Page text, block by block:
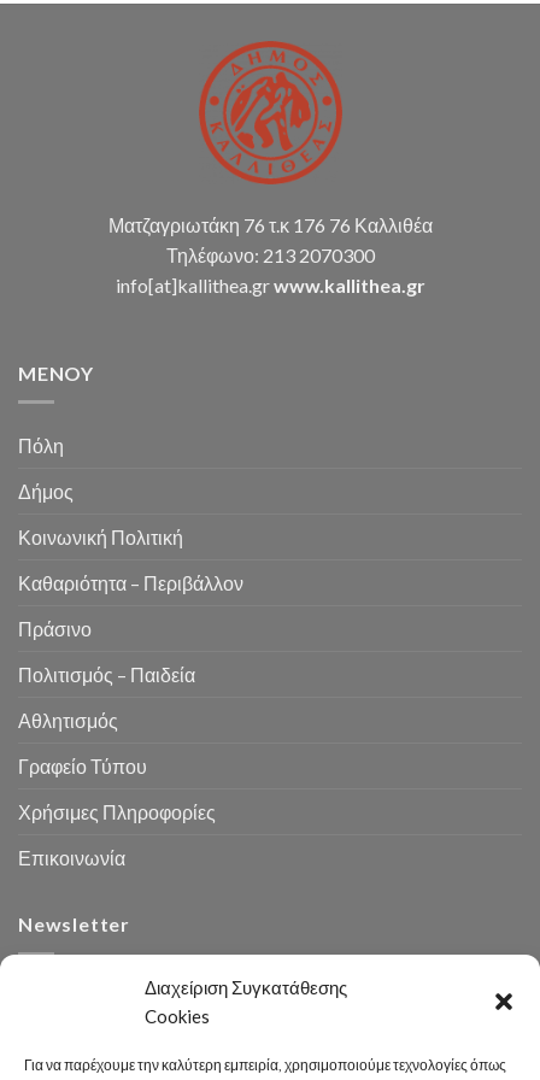
Διαχείριση Συγκατάθεσης
Cookies
Για να παρέχουμε την καλύτερη εμπειρία, χρησιμοποιούμε τεχνολογίες όπως
σύνταξη
καταστάσεων
κ.α.)
Ματζαγριωτάκη 76 τ.κ 176 76 Καλλιθέα
Τηλέφωνο: 213 2070300
info[at]kallithea.grwww.kallithea.gr
MENOY
Πόλη
Δήμος
Κοινωνική Πολιτική
Καθαριότητα – Περιβάλλον
Πράσινο
Πολιτισμός – Παιδεία
Αθλητισμός
Γραφείο Τύπου
Χρήσιμες Πληροφορίες
Επικοινωνία
Newsletter